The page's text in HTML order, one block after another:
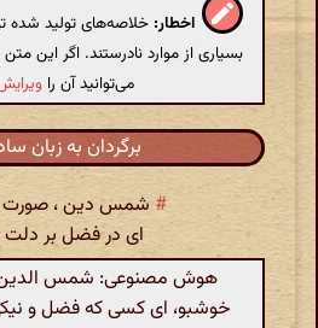
اخطار: خلاصه‌های تولید
بسیاری از موارد نادرستند. اگر این
می‌توانید آن را
برگردان به زبان
# شمس دین ، صورت ،
ای در فضل بر
هوش مصنوعی: شمس الدین،
خوشبو، ای کسی که فضل و